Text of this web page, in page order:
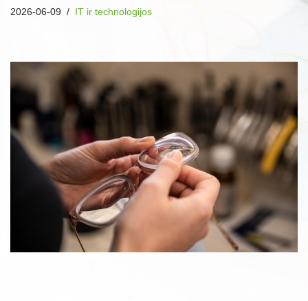
2026-06-09 IT ir technologijos